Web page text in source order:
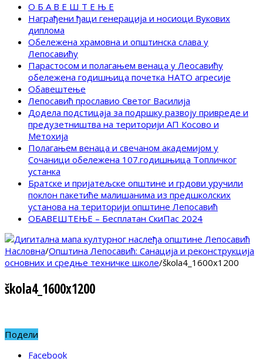
О Б А В Е Ш Т Е Њ Е
Награђени ђаци генерација и носиоци Вукових
диплома
Обележена храмовна и општинска слава у
Лепосавићу
Парастосом и полагањем венаца у Леосавићу
обележена годишњица почетка НАТО агресије
Обавештење
Лепосавић прославио Светог Василија
Додела подстицаја за подршку развоју привреде и
предузетништва на територији АП Косово и
Метохија
Полагањем венаца и свечаном академијом у
Сочаници обележена 107.годишњица Топличког
устанка
Братске и пријатељске општине и грдови уручили
поклон пакетиће малишанима из предшколских
установа на територији општине Лепосавић
ОБАВЕШТЕЊЕ – Бесплатан СкиПас 2024
Насловна/Општина Лепосавић: Санација и реконструкција
основних и средње техничке школе/škola4_1600x1200
škola4_1600x1200
Подели
Facebook